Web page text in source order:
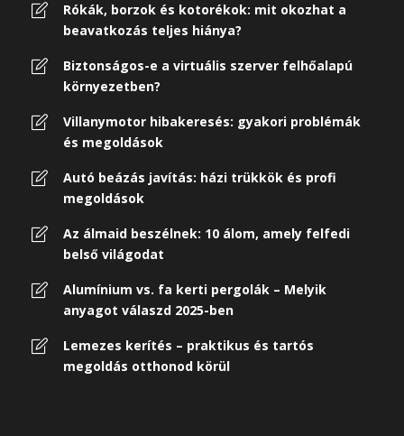
Rókák, borzok és kotorékok: mit okozhat a
beavatkozás teljes hiánya?
Biztonságos-e a virtuális szerver felhőalapú
környezetben?
Villanymotor hibakeresés: gyakori problémák
és megoldások
Autó beázás javítás: házi trükkök és profi
megoldások
Az álmaid beszélnek: 10 álom, amely felfedi
belső világodat
Alumínium vs. fa kerti pergolák – Melyik
anyagot válaszd 2025-ben
Lemezes kerítés – praktikus és tartós
megoldás otthonod körül